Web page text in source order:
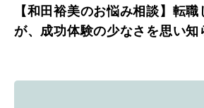
【和田裕美のお悩み相談】転
が、成功体験の少なさを思い知